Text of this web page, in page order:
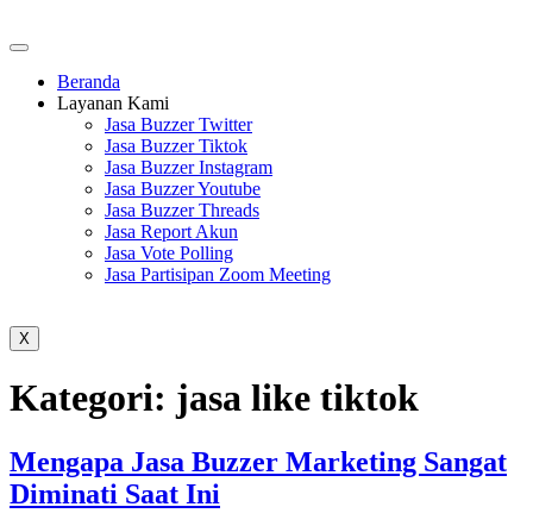
Beranda
Layanan Kami
Jasa Buzzer Twitter
Jasa Buzzer Tiktok
Jasa Buzzer Instagram
Jasa Buzzer Youtube
Jasa Buzzer Threads
Jasa Report Akun
Jasa Vote Polling
Jasa Partisipan Zoom Meeting
X
Kategori: jasa like tiktok
Mengapa Jasa Buzzer Marketing Sangat
Diminati Saat Ini